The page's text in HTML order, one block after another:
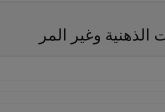
وغير المر